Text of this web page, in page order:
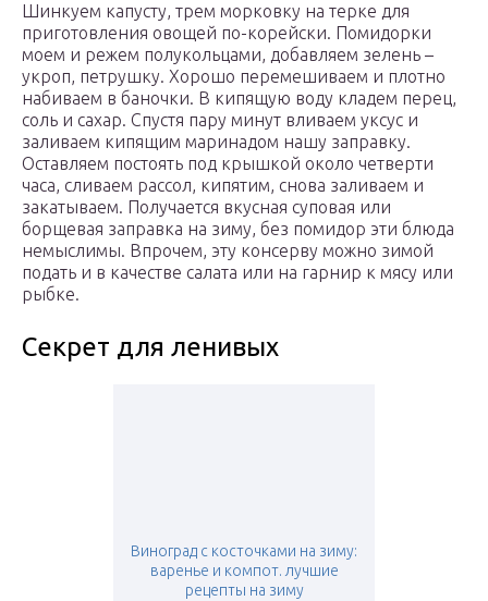
Шинкуем капусту, трем морковку на терке для
приготовления овощей по-корейски. Помидорки
моем и режем полукольцами, добавляем зелень –
укроп, петрушку. Хорошо перемешиваем и плотно
набиваем в баночки. В кипящую воду кладем перец,
соль и сахар. Спустя пару минут вливаем уксус и
заливаем кипящим маринадом нашу заправку.
Оставляем постоять под крышкой около четверти
часа, сливаем рассол, кипятим, снова заливаем и
закатываем. Получается вкусная суповая или
борщевая заправка на зиму, без помидор эти блюда
немыслимы. Впрочем, эту консерву можно зимой
подать и в качестве салата или на гарнир к мясу или
рыбке.
Секрет для ленивых
Виноград с косточками на зиму:
варенье и компот. лучшие
рецепты на зиму